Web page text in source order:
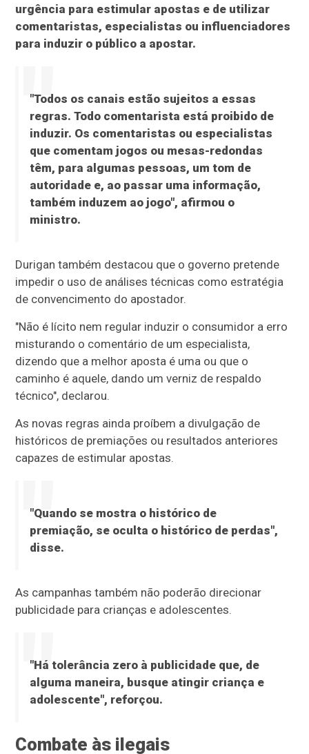
urgência para estimular apostas e de utilizar
comentaristas, especialistas ou influenciadores
para induzir o público a apostar.
"Todos os canais estão sujeitos a essas
regras. Todo comentarista está proibido de
induzir. Os comentaristas ou especialistas
que comentam jogos ou mesas-redondas
têm, para algumas pessoas, um tom de
autoridade e, ao passar uma informação,
também induzem ao jogo", afirmou o
ministro.
Durigan também destacou que o governo pretende
impedir o uso de análises técnicas como estratégia
de convencimento do apostador.
"Não é lícito nem regular induzir o consumidor a erro
misturando o comentário de um especialista,
dizendo que a melhor aposta é uma ou que o
caminho é aquele, dando um verniz de respaldo
técnico", declarou.
As novas regras ainda proíbem a divulgação de
históricos de premiações ou resultados anteriores
capazes de estimular apostas.
"Quando se mostra o histórico de
premiação, se oculta o histórico de perdas",
disse.
As campanhas também não poderão direcionar
publicidade para crianças e adolescentes.
"Há tolerância zero à publicidade que, de
alguma maneira, busque atingir criança e
adolescente", reforçou.
Combate às ilegais